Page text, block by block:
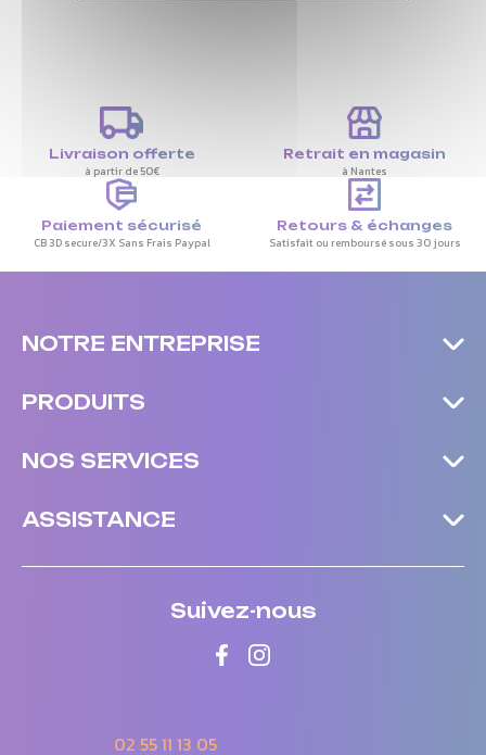
Livraison offerte
à partir de 50€
Retrait en magasin
à Nantes
Paiement sécurisé
CB 3D secure/3X Sans Frais Paypal
Retours & échanges
Satisfait ou remboursé sous 30 jours
02 55 11 13 05
Suivez-nous
NOTRE ENTREPRISE
PRODUITS
NOS SERVICES
ASSISTANCE